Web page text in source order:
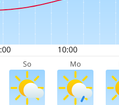
So Mo